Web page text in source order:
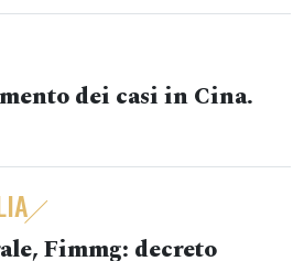
dei casi in Cina.
Fimmg: decreto